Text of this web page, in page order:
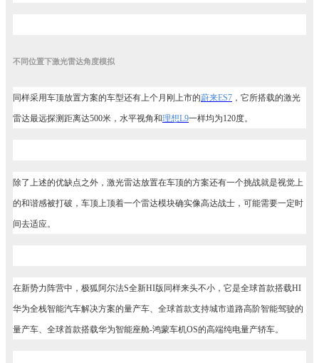
不同位置下激光雷达角度模拟
同样采用车顶放置方案的车型还有上个月刚上市的蔚来ES7 ，它所搭载的激光
雷达最远探测距离达500米，水平视角和理想L9一样均为120度。
除了上述的优缺点之外，激光雷达放置在车顶的方案还有一个挑战就是视觉上
的和谐感被打破，车顶上顶着一个雷达模块确实像高达战士，可能需要一定时
间去适应。
在新势力阵营中，极狐阿尔法S全新HI版同样来头不小，它是全球首款搭载HI
华为全栈智能汽车解决方案的量产车、全球首款支持城市道路高阶智能驾驶的
量产车、全球首款搭载华为智能座舱-鸿蒙车机OS的高端纯电量产轿车。